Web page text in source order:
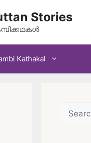
Stories
Kathakal
Search
for: